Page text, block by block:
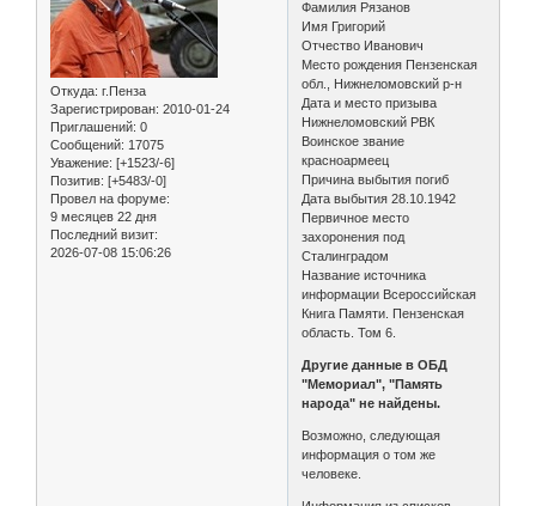
Откуда: г.Пенза
Зарегистрирован: 2010-01-24
Приглашений: 0
Сообщений: 17075
Уважение: [+1523/-6]
Позитив: [+5483/-0]
Провел на форуме:
9 месяцев 22 дня
Последний визит:
2026-07-08 15:06:26
Фамилия Рязанов
Имя Григорий
Отчество Иванович
Место рождения Пензенская
обл., Нижнеломовский р-н
Дата и место призыва
Нижнеломовский РВК
Воинское звание
красноармеец
Причина выбытия погиб
Дата выбытия 28.10.1942
Первичное место
захоронения под
Сталинградом
Название источника
информации Всероссийская
Книга Памяти. Пензенская
область. Том 6.
Другие данные в ОБД
"Мемориал", "Память
народа" не найдены.
Возможно, следующая
информация о том же
человеке.